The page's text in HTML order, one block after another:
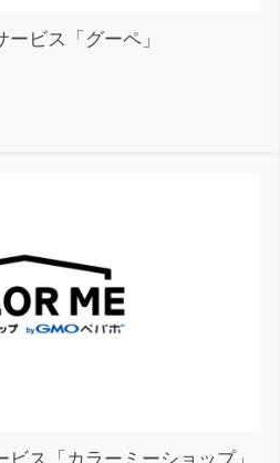
ビス「グーペ」
ス「カラーミーショップ」